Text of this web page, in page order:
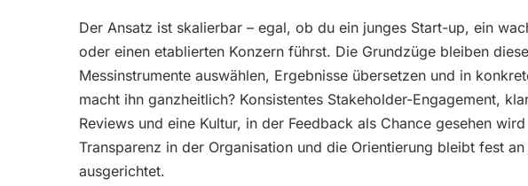
Der Ansatz ist skalierbar – egal, ob du ein junges Start-up, ein
oder einen etablierten Konzern führst. Die Grundzüge bleiben
Messinstrumente auswählen, Ergebnisse übersetzen und in
macht ihn ganzheitlich? Konsistentes Stakeholder-Engagement,
Reviews und eine Kultur, in der Feedback als Chance gesehen
Transparenz in der Organisation und die Orientierung bleibt fest
ausgerichtet.